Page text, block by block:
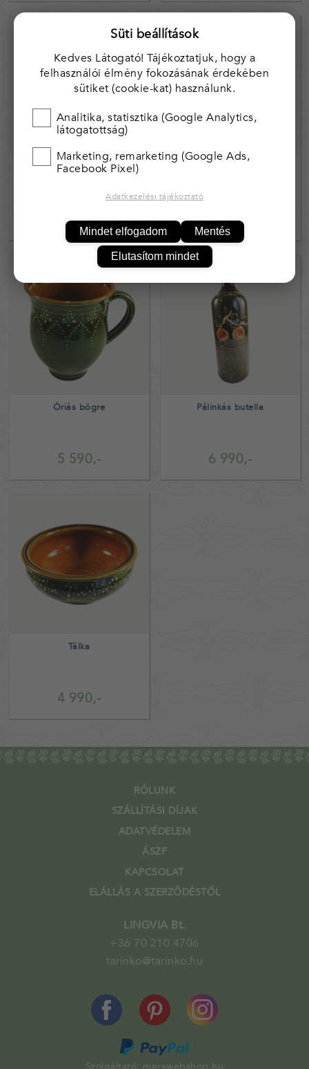
12 990,-
Kis koronás gyümölcstál
5 390,-
5 590,-
Óriás bögre
6 990,-
Pálinkás butella
4 990,-
Tálka
RÓLUNK
SZÁLLÍTÁSI DÍJAK
ADATVÉDELEM
ÁSZF
KAPCSOLAT
ELÁLLÁS A SZERZŐDÉSTŐL
LINGVIA Bt.
+36 70 210 4706
tarinko@tarinko.hu
Szolgáltató: merxwebshop.hu
Süti beállítások
Kedves Látogató! Tájékoztatjuk, hogy a
felhasználói élmény fokozásának érdekében
sütiket (cookie-kat) használunk.
Analitika, statisztika (Google Analytics,
látogatottság)
Marketing, remarketing (Google Ads,
Facebook Pixel)
Adatkezelési tájékoztató
Mindet elfogadom Mentés
Elutasítom mindet